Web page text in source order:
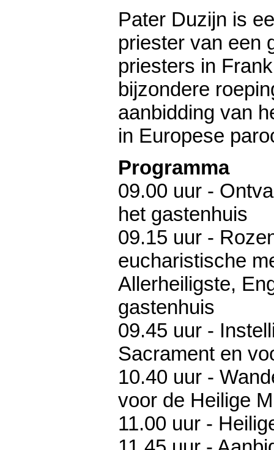
Pater Duzijn is
priester van een
priesters in
bijzondere
aanbidding van
in Europese
Programma
09.00 uur -
het gastenhuis
09.15 uur -
eucharistische
Allerheiligste,
gastenhuis
09.45 uur -
Sacrament en
10.40 uur -
voor de Heilige
11.00 uur -